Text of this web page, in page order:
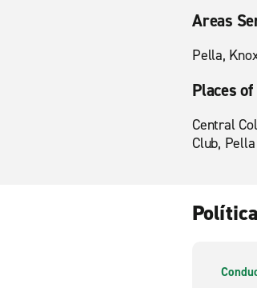
Areas
Pella,
Places
Central
Club,